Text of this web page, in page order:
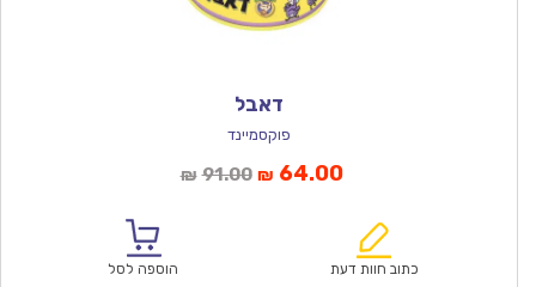
דאבל
פוקסמיינד
₪ 91.00המחיר
₪91.00.
₪ 64.00המחיר
הוא:
כתוב חוות דעת הוספה לסל